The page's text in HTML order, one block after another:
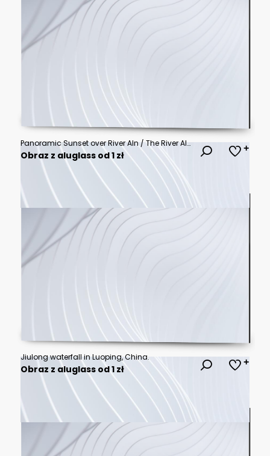
Panoramic Sunset over River Aln / The River Aln runs through Northumberland from Alnham to Alnmouth. Seen here in panorama below Alnwick Town and Castle on the skyline, as the sunsets
Obraz z aluglass od 1 zł
Jiulong waterfall in Luoping, China.
Obraz z aluglass od 1 zł